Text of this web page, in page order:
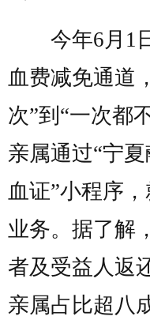
今年6月1日
血费减免通道
次”到“一次都
亲属通过“宁
血证”小程序
业务。据了解
者及受益人返
亲属占比超八